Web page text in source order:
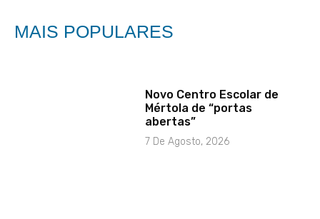
MAIS POPULARES
Novo Centro Escolar de
Mértola de “portas
abertas”
7 De Agosto, 2026